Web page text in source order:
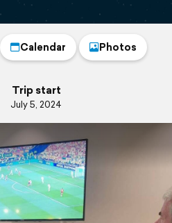
Calendar Photos
Trip start
July 5, 2024